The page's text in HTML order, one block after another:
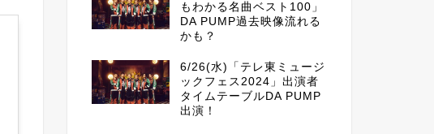
もわかる名曲ベスト100」
DA PUMP過去映像流れる
かも？
6/26(水)「テレ東ミュージ
ックフェス2024」出演者
タイムテーブルDA PUMP
出演！